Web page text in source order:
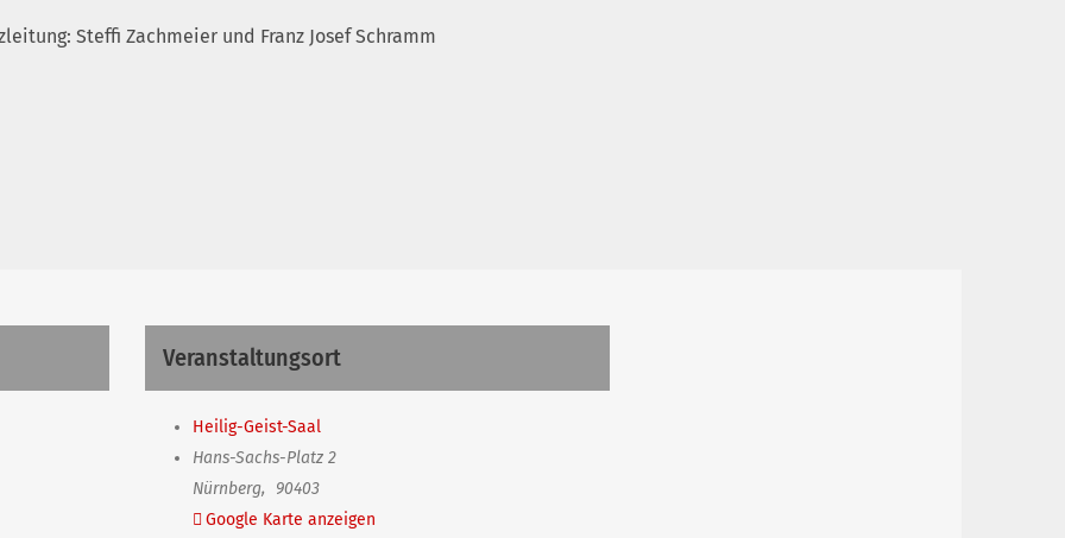
Steffi Zachmeier und Franz Josef Schramm
Veranstaltungsort
Heilig-Geist-Saal
Hans-Sachs-Platz 2
Nürnberg, 90403
Google Karte anzeigen